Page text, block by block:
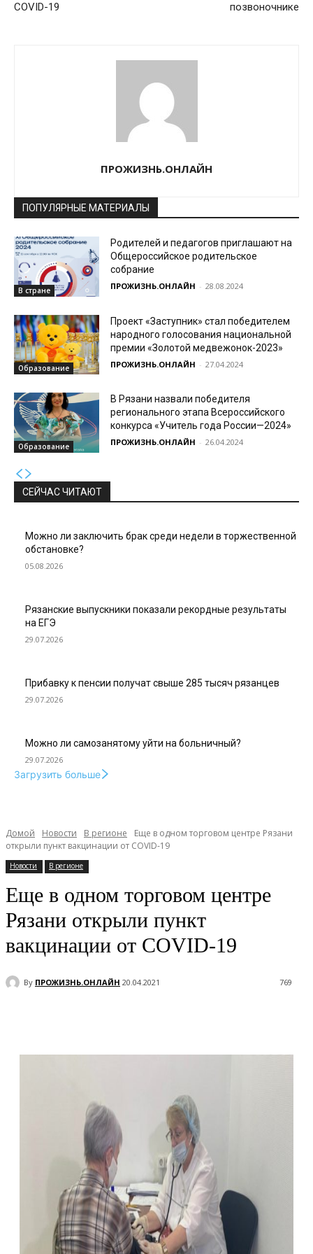
COVID-19
позвоночнике
ПРОЖИЗНЬ.ОНЛАЙН
ПОПУЛЯРНЫЕ МАТЕРИАЛЫ
В стране
Родителей и педагогов приглашают на
Общероссийское родительское
собрание
ПРОЖИЗНЬ.ОНЛАЙН - 28.08.2024
Образование
Проект «Заступник» стал победителем
народного голосования национальной
премии «Золотой медвежонок-2023»
ПРОЖИЗНЬ.ОНЛАЙН - 27.04.2024
Образование
В Рязани назвали победителя
регионального этапа Всероссийского
конкурса «Учитель года России—2024»
ПРОЖИЗНЬ.ОНЛАЙН - 26.04.2024
СЕЙЧАС ЧИТАЮТ
Можно ли заключить брак среди недели в торжественной
обстановке?
05.08.2026
Рязанские выпускники показали рекордные результаты
на ЕГЭ
29.07.2026
Прибавку к пенсии получат свыше 285 тысяч рязанцев
29.07.2026
Можно ли самозанятому уйти на больничный?
29.07.2026
Загрузить больше